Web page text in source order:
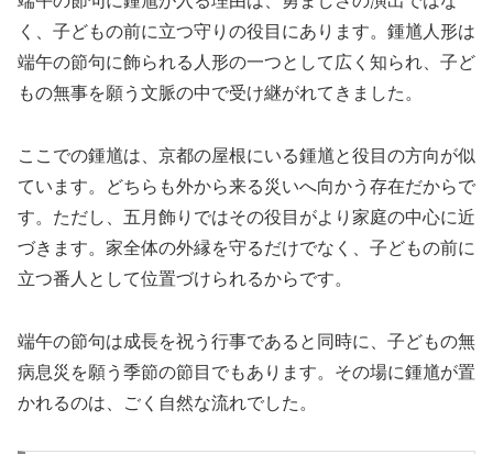
く、子どもの前に立つ守りの役目にあります。鍾馗人形は
端午の節句に飾られる人形の一つとして広く知られ、子ど
もの無事を願う文脈の中で受け継がれてきました。
ここでの鍾馗は、京都の屋根にいる鍾馗と役目の方向が似
ています。どちらも外から来る災いへ向かう存在だからで
す。ただし、五月飾りではその役目がより家庭の中心に近
づきます。家全体の外縁を守るだけでなく、子どもの前に
立つ番人として位置づけられるからです。
端午の節句は成長を祝う行事であると同時に、子どもの無
病息災を願う季節の節目でもあります。その場に鍾馗が置
かれるのは、ごく自然な流れでした。